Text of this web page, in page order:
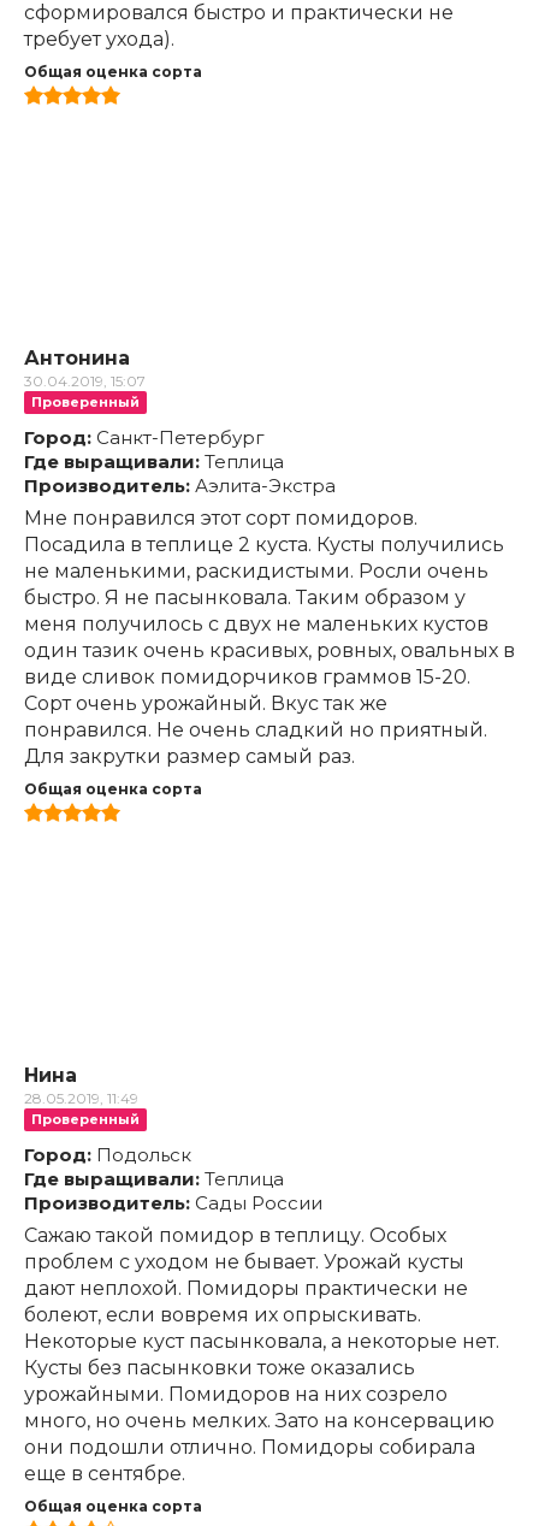
сформировался быстро и практически не
требует ухода).
Общая оценка сорта
Антонина
30.04.2019, 15:07
Проверенный
Город: Санкт-Петербург
Где выращивали: Теплица
Производитель: Аэлита-Экстра
Мне понравился этот сорт помидоров.
Посадила в теплице 2 куста. Кусты получились
не маленькими, раскидистыми. Росли очень
быстро. Я не пасынковала. Таким образом у
меня получилось с двух не маленьких кустов
один тазик очень красивых, ровных, овальных в
виде сливок помидорчиков граммов 15-20.
Сорт очень урожайный. Вкус так же
понравился. Не очень сладкий но приятный.
Для закрутки размер самый раз.
Общая оценка сорта
Нина
28.05.2019, 11:49
Проверенный
Город: Подольск
Где выращивали: Теплица
Производитель: Сады России
Сажаю такой помидор в теплицу. Особых
проблем с уходом не бывает. Урожай кусты
дают неплохой. Помидоры практически не
болеют, если вовремя их опрыскивать.
Некоторые куст пасынковала, а некоторые нет.
Кусты без пасынковки тоже оказались
урожайными. Помидоров на них созрело
много, но очень мелких. Зато на консервацию
они подошли отлично. Помидоры собирала
еще в сентябре.
Общая оценка сорта